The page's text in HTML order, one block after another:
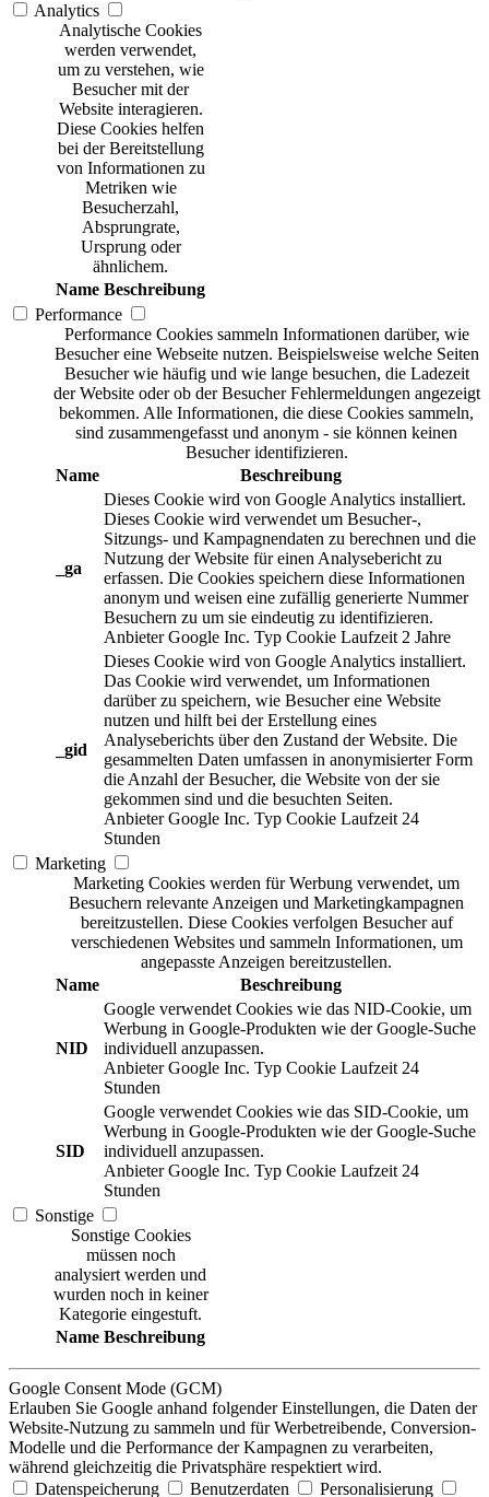
Analytics
Analytische Cookies
werden verwendet,
um zu verstehen, wie
Besucher mit der
Website interagieren.
Diese Cookies helfen
bei der Bereitstellung
von Informationen zu
Metriken wie
Besucherzahl,
Absprungrate,
Ursprung oder
ähnlichem.
Name Beschreibung
Performance
Performance Cookies sammeln Informationen darüber, wie
Besucher eine Webseite nutzen. Beispielsweise welche Seiten
Besucher wie häufig und wie lange besuchen, die Ladezeit
der Website oder ob der Besucher Fehlermeldungen angezeigt
bekommen. Alle Informationen, die diese Cookies sammeln,
sind zusammengefasst und anonym - sie können keinen
Besucher identifizieren.
Name
Beschreibung
_ga
Dieses Cookie wird von Google Analytics installiert.
Dieses Cookie wird verwendet um Besucher-,
Sitzungs- und Kampagnendaten zu berechnen und die
Nutzung der Website für einen Analysebericht zu
erfassen. Die Cookies speichern diese Informationen
anonym und weisen eine zufällig generierte Nummer
Besuchern zu um sie eindeutig zu identifizieren.
Anbieter Google Inc. Typ Cookie Laufzeit 2 Jahre
_gid
Dieses Cookie wird von Google Analytics installiert.
Das Cookie wird verwendet, um Informationen
darüber zu speichern, wie Besucher eine Website
nutzen und hilft bei der Erstellung eines
Analyseberichts über den Zustand der Website. Die
gesammelten Daten umfassen in anonymisierter Form
die Anzahl der Besucher, die Website von der sie
gekommen sind und die besuchten Seiten.
Anbieter Google Inc. Typ Cookie Laufzeit 24
Stunden
Marketing
Marketing Cookies werden für Werbung verwendet, um
Besuchern relevante Anzeigen und Marketingkampagnen
bereitzustellen. Diese Cookies verfolgen Besucher auf
verschiedenen Websites und sammeln Informationen, um
angepasste Anzeigen bereitzustellen.
Name
Beschreibung
NID
Google verwendet Cookies wie das NID-Cookie, um
Werbung in Google-Produkten wie der Google-Suche
individuell anzupassen.
Anbieter Google Inc. Typ Cookie Laufzeit 24
Stunden
SID
Google verwendet Cookies wie das SID-Cookie, um
Werbung in Google-Produkten wie der Google-Suche
individuell anzupassen.
Anbieter Google Inc. Typ Cookie Laufzeit 24
Stunden
Sonstige
Sonstige Cookies
müssen noch
analysiert werden und
wurden noch in keiner
Kategorie eingestuft.
Name Beschreibung
Google Consent Mode (GCM)
Erlauben Sie Google anhand folgender Einstellungen, die Daten der
Website-Nutzung zu sammeln und für Werbetreibende, Conversion-
Modelle und die Performance der Kampagnen zu verarbeiten,
während gleichzeitig die Privatsphäre respektiert wird.
Datenspeicherung
Benutzerdaten Personalisierung